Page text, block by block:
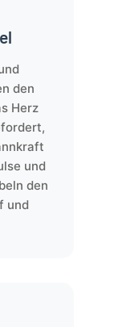
den
Herz
und
den
und